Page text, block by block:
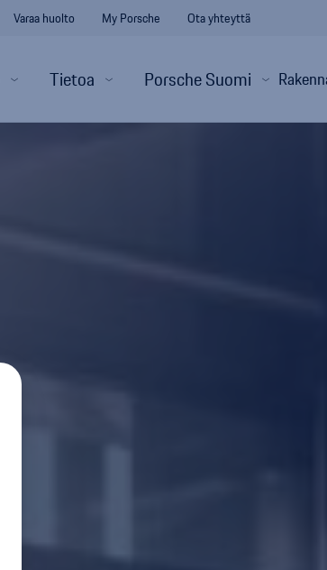
Varaa huolto My Porsche Ota yhteyttä
Tietoa Porsche Suomi